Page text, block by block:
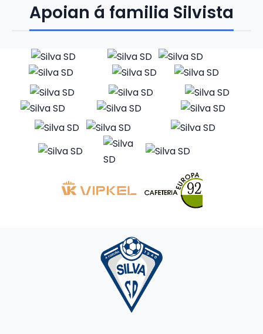
Apoian á familia Silvista